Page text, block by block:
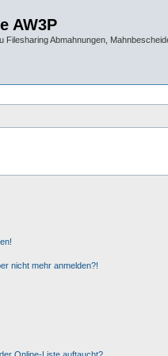
AW3P
Filesharing Abmahnungen,
nicht mehr anmelden?!